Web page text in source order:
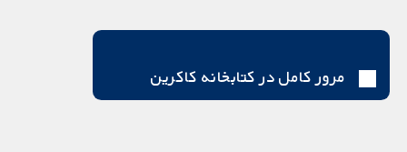
مرور کامل در کتابخانه کاکرین